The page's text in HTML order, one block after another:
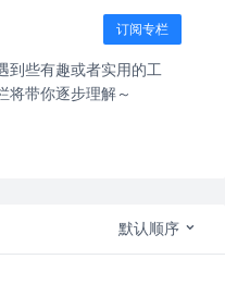
订阅专栏
到些有趣或者实用的工
将带你逐步理解～
默认顺序